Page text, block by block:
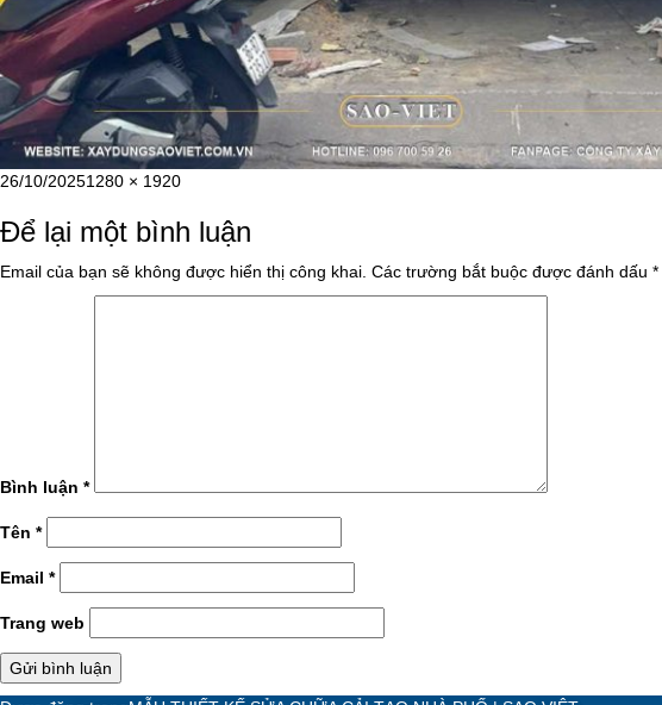
Đăng
ngày
26/10/2025Kích
đầy
1280 × 1920
Để lại một bình luận
Email của bạn sẽ không được hiển thị công khai. Các trường bắt buộc được đánh dấu *
Bình luận *
Tên *
Email *
Trang web